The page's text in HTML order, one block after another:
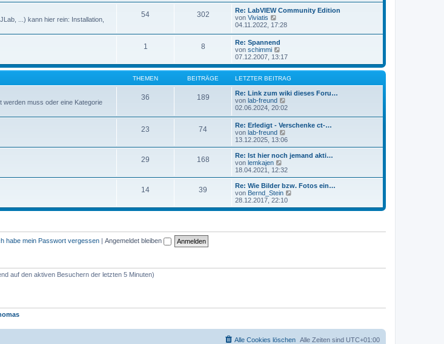
t
r
B
e
i
t
r
a
g
s
t
e
r
i
t
r
a
g
...) kann hier rein: Installation,
54 302
Re: LabVIEW Community Edition
von Viviatis
e
e
s
t
e
r
B
e
t
r
a
g
04.11.2022, 17:28
1 8
Re: Spannend
von schimmi
e
u
e
s
t
e
r
B
i
t
r
a
g
07.12.2007, 13:17
THEMEN BEITRÄGE LETZTER BEITRAG
muss oder eine Kategorie
36 189
Re: Link zum wiki dieses Foru…
von lab-freund
e
s
t
e
r
B
i
t
r
a
g
02.06.2024, 20:02
23 74
Re: Erledigt - Verschenke ct-…
von lab-freund
e
u
e
s
t
B
e
i
t
g
13.12.2025, 13:06
29 168
Re: Ist hier noch jemand akti…
von lemkajen
e
u
e
s
t
r
i
18.04.2021, 12:32
14 39
Re: Wie Bilder bzw. Fotos ein…
von Bernd_Stein
u
28.12.2017, 22:10
habe mein Passwort vergessen | Angemeldet bleiben
auf den aktiven Besuchern der letzten 5 Minuten)
Alle Zeiten sind UTC+01:00
Alle Cookies löschen